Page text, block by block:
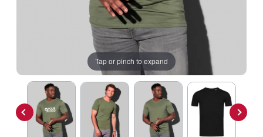
Tap or pinch to expand